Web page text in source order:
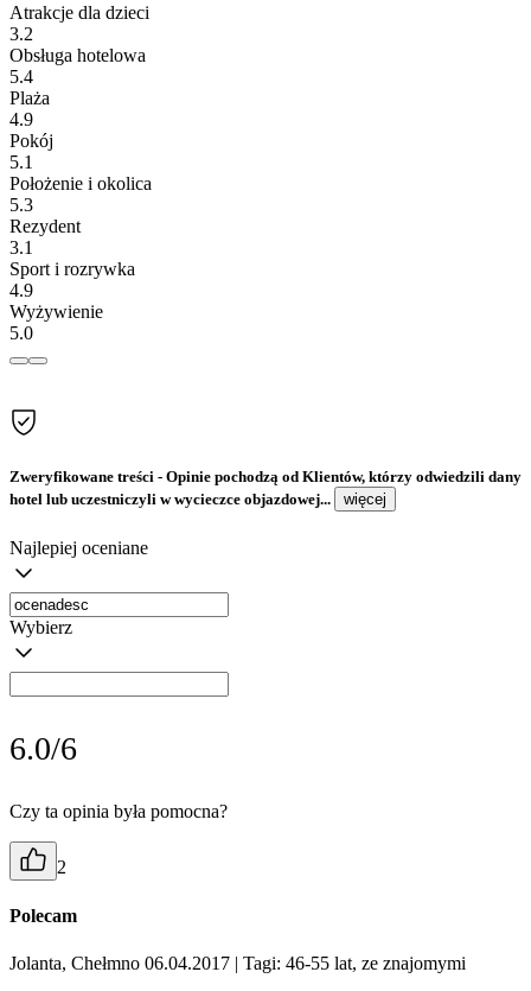
Atrakcje dla dzieci
3.2
Obsługa hotelowa
5.4
Plaża
4.9
Pokój
5.1
Położenie i okolica
5.3
Rezydent
3.1
Sport i rozrywka
4.9
Wyżywienie
5.0
Zweryfikowane treści - Opinie pochodzą od Klientów, którzy odwiedzili dany
hotel lub uczestniczyli w wycieczce objazdowej...
więcej
Najlepiej oceniane
Wybierz
6.0/6
Czy ta opinia była pomocna?
2
Polecam
Jolanta, Chełmno 06.04.2017 | Tagi: 46-55 lat, ze znajomymi